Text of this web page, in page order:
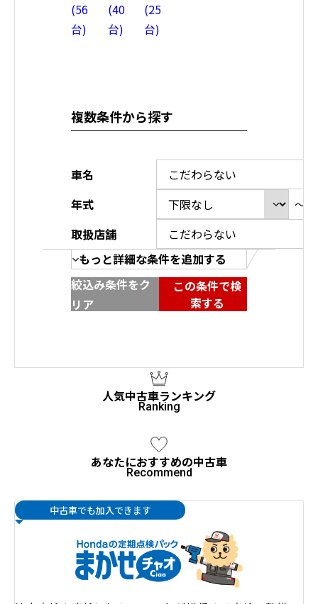
56
台
40
台
25
台
複数条件から探す
車名
年式
～
取扱店舗
もっと詳細な条件を追加する
絞込み条件をク
リア
この条件で検
索する
人気中古車ランキング
あなたにおすすめの中古車
中古車でも加入できます